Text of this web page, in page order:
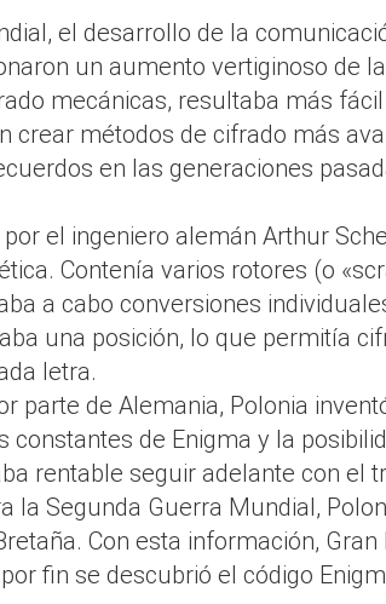
el desarrollo de la
un aumento vertiginoso de
mecánicas, resultaba más
crear métodos de cifrado más
en las generaciones
el ingeniero alemán Arthur
Contenía varios rotores (o
a cabo conversiones
una posición, lo que permitía
letra.
parte de Alemania, Polonia
constantes de Enigma y la
rentable seguir adelante con el
la Segunda Guerra Mundial,
Con esta información,
fin se descubrió el código